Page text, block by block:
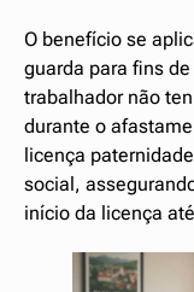
O benefício se
guarda para fins
trabalhador não
durante o
licença
social,
início da licença